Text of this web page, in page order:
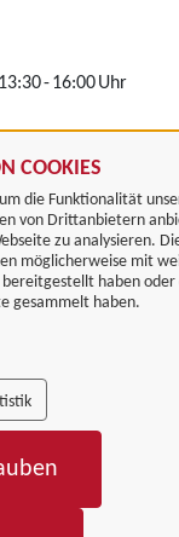
COOKIES
die Funktionalität
von Drittanbietern
zu analysieren.
möglicherweise mit
haben oder
gesammelt haben.
13:30-16:00Uhr
Einrichtungen